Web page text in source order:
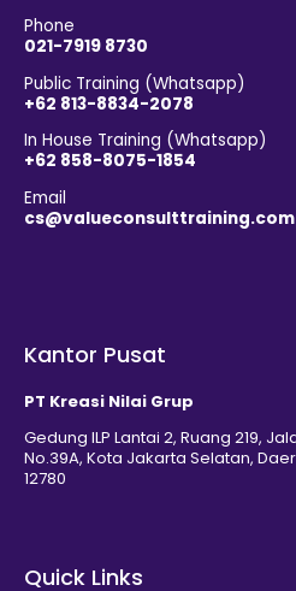
Phone
021-7919 8730
Public Training (Whatsapp)
+62 813-8834-2078
In House Training (Whatsapp)
+62 858-8075-1854
Email
cs@valueconsulttraining.com
Kantor Pusat
PT Kreasi Nilai Grup
Gedung ILP Lantai 2, Ruang 219,
No.39A, Kota Jakarta Selatan,
12780
Quick Links